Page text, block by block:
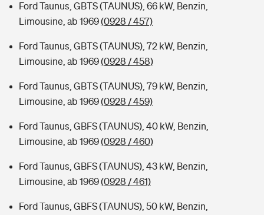
Ford Taunus, GBTS (TAUNUS), 66 kW, Benzin,
Limousine, ab 1969(0928 / 457)
Ford Taunus, GBTS (TAUNUS), 72 kW, Benzin,
Limousine, ab 1969(0928 / 458)
Ford Taunus, GBTS (TAUNUS), 79 kW, Benzin,
Limousine, ab 1969(0928 / 459)
Ford Taunus, GBFS (TAUNUS), 40 kW, Benzin,
Limousine, ab 1969(0928 / 460)
Ford Taunus, GBFS (TAUNUS), 43 kW, Benzin,
Limousine, ab 1969(0928 / 461)
Ford Taunus, GBFS (TAUNUS), 50 kW, Benzin,